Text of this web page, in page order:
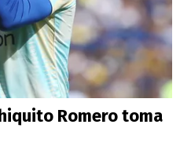
Romero toma